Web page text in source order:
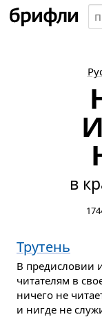
в
Трутень
В предисловии
читателям в
ничего не
и нигде не